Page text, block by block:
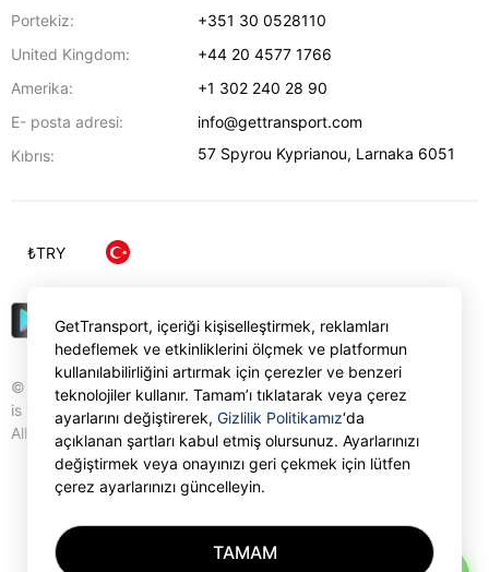
Portekiz:
+351 30 0528110
United Kingdom:
+44 20 4577 1766
Amerika:
+1 302 240 28 90
E- posta adresi:
info@gettransport.com
Kıbrıs:
57 Spyrou Kyprianou, Larnaka 6051
© Gettransport International Limited. GetTransport®
is trademark of Gettransport International Limited.
All rights reserved.
₺TRY
GetTransport, içeriği kişiselleştirmek, reklamları
hedeflemek ve etkinliklerini ölçmek ve platformun
kullanılabilirliğini artırmak için çerezler ve benzeri
teknolojiler kullanır. Tamam’ı tıklatarak veya çerez
ayarlarını değiştirerek, Gizlilik Politikamız‘da
açıklanan şartları kabul etmiş olursunuz. Ayarlarınızı
değiştirmek veya onayınızı geri çekmek için lütfen
çerez ayarlarınızı güncelleyin.
TAMAM